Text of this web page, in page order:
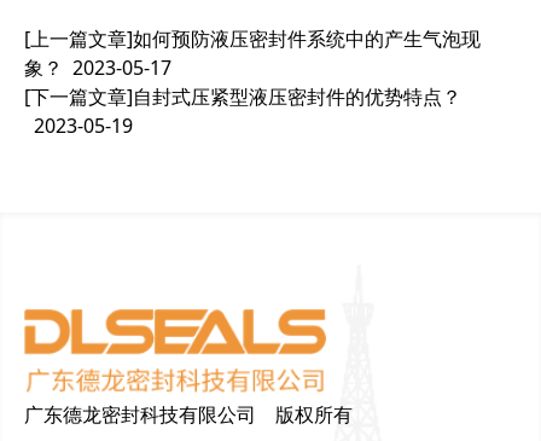
[上一篇文章]如何预防液压密封件系统中的产生气泡现
象？ 2023-05-17
[下一篇文章]自封式压紧型液压密封件的优势特点？
2023-05-19
广东德龙密封科技有限公司 版权所有